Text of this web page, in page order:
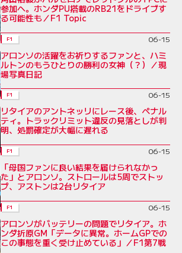
参加へ。ホンダPU搭載のRB21をドライブす
る可能性も／F1 Topic
F1 06-15
アロンソの活躍をお祈りするファンと、ハミ
ルトンのもうひとりの勝利の女神（？）／現
場写真日記
F1 06-15
リタイアのアントネッリにレース後、ペナル
ティ。トラックリミット違反の見落としが判
明、処罰確定が大幅に遅れる
F1 06-15
「母国ファンに良い結果を届けられなかっ
た」とアロンソ。ストロールは5周でストッ
プ、アストンは2台リタイア
F1 06-15
アロンソがバッテリーの問題でリタイア。ホ
ンダ折原GM「データに異常。ホームGPでの
この事態を重く受け止めている」／F1第7戦